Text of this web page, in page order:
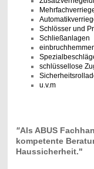
Schlösser und
Schließanlagen
schlüssellose
u.v.m
"Als ABUS
kompetente
Haussicherheit."